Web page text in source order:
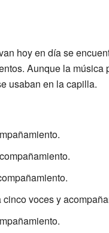
hoy en día se
Aunque la
usaban en la capilla.
cinco voces y